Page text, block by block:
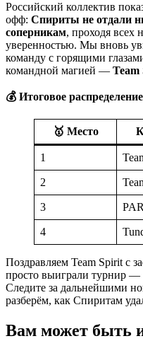
Российский коллектив
офф: Спириты не отдали
соперникам, проходя всех
уверенностью. Мы вновь
команду с горящими
командной магией — Team
💰 Итоговое
🥇 Место
1
2
3
4
Поздравляем Team Spirit с
просто выиграли турнир —
Следите за дальнейшими
разберём, как Спиритам
Вам может быть